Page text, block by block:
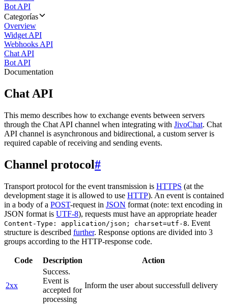
Bot API
Categorías
Overview
Widget API
Webhooks API
Chat API
Bot API
Documentation
Chat API
This memo describes how to exchange events between servers
through the Chat API channel when integrating with JivoChat. Chat
API channel is asynchronous and bidirectional, a custom server is
required capable of receiving and sending events.
Channel protocol#
Transport protocol for the event transmission is HTTPS (at the
development stage it is allowed to use HTTP). An event is contained
in a body of a POST-request in JSON format (note: text encoding in
JSON format is UTF-8), requests must have an appropriate header
Content-Type: application/json; charset=utf-8. Event
structure is described further. Response options are divided into 3
groups according to the HTTP-response code.
Code Description Action
2xx
Success.
Event is
accepted for
processing
Inform the user about successfull delivery